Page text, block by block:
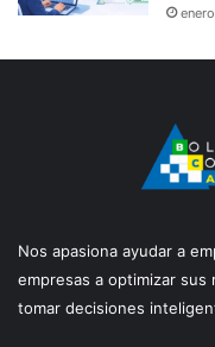
Nos apasiona ayudar a
empresas a optimizar
tomar decisiones